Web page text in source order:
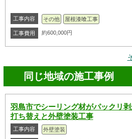
工事内容 その他 屋根漆喰工事
工事費用 約600,000円
同じ地域の施工事例
羽島市でシーリング材がパックリ
打ち替えと外壁塗装工事
工事内容 外壁塗装